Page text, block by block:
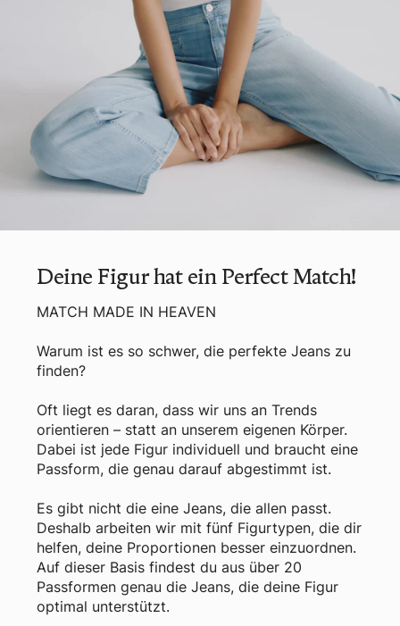
Deine Figur hat ein Perfect Match!
MATCH MADE IN HEAVEN
Warum ist es so schwer, die perfekte Jeans zu
finden?
Oft liegt es daran, dass wir uns an Trends
orientieren – statt an unserem eigenen Körper.
Dabei ist jede Figur individuell und braucht eine
Passform, die genau darauf abgestimmt ist.
Es gibt nicht die eine Jeans, die allen passt.
Deshalb arbeiten wir mit fünf Figurtypen, die dir
helfen, deine Proportionen besser einzuordnen.
Auf dieser Basis findest du aus über 20
Passformen genau die Jeans, die deine Figur
optimal unterstützt.